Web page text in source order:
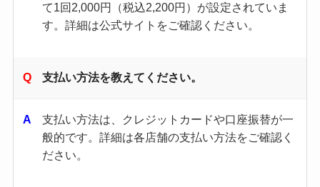
て1回2,000円（税込2,200円）が設定されていま
す。​詳細は公式サイトをご確認ください。 ​
支払い方法を教えてください。
支払い方法は、クレジットカードや口座振替が一
般的です。​詳細は各店舗の支払い方法をご確認く
ださい。​